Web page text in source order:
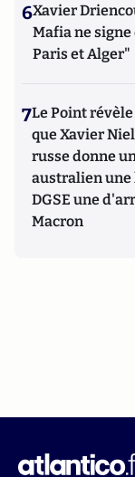
6Xavier
Mafia ne
Paris et Alger"
7Le Point
que Xavier
russe donne
australien une
DGSE une
Macron